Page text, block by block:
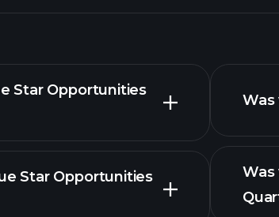
Star Opportunities
Star Opportunities
Was